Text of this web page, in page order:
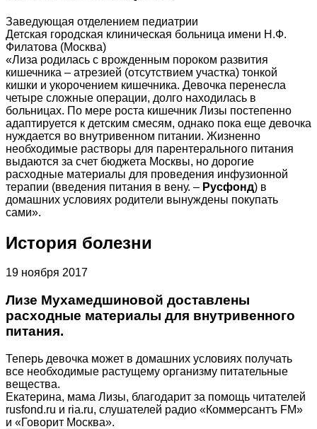
Заведующая отделением педиатрии
Детская городская клиническая больница имени Н.Ф.
Филатова (Москва)
«Лиза родилась с врожденным пороком развития
кишечника – атрезией (отсутствием участка) тонкой
кишки и укорочением кишечника. Девочка перенесла
четыре сложные операции, долго находилась в
больницах. По мере роста кишечник Лизы постепенно
адаптируется к детским смесям, однако пока еще девочка
нуждается во внутривенном питании. Жизненно
необходимые растворы для парентерального питания
выдаются за счет бюджета Москвы, но дорогие
расходные материалы для проведения инфузионной
терапии (введения питания в вену. – Русфонд) в
домашних условиях родители вынуждены покупать
сами».
История болезни
19 ноября 2017
Лизе Мухамедшиновой доставлены
расходные материалы для внутривенного
питания.
Теперь девочка может в домашних условиях получать
все необходимые растущему организму питательные
вещества.
Екатерина, мама Лизы, благодарит за помощь читателей
rusfond.ru и ria.ru, слушателей радио «Коммерсантъ FM»
и «Говорит Москва».